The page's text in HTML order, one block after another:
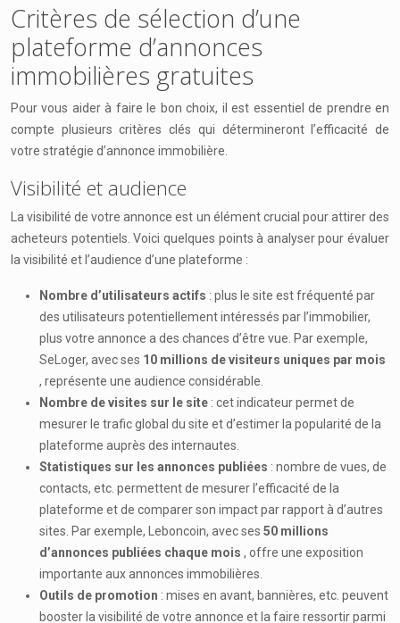
Critères de sélection d’une
plateforme d’annonces
immobilières gratuites
Pour vous aider à faire le bon choix, il est essentiel de prendre en
compte plusieurs critères clés qui détermineront l’efficacité de
votre stratégie d’annonce immobilière.
Visibilité et audience
La visibilité de votre annonce est un élément crucial pour attirer des
acheteurs potentiels. Voici quelques points à analyser pour évaluer
la visibilité et l’audience d’une plateforme :
Nombre d’utilisateurs actifs : plus le site est fréquenté par
des utilisateurs potentiellement intéressés par l’immobilier,
plus votre annonce a des chances d’être vue. Par exemple,
SeLoger, avec ses 10 millions de visiteurs uniques par mois
, représente une audience considérable.
Nombre de visites sur le site : cet indicateur permet de
mesurer le trafic global du site et d’estimer la popularité de la
plateforme auprès des internautes.
Statistiques sur les annonces publiées : nombre de vues, de
contacts, etc. permettent de mesurer l’efficacité de la
plateforme et de comparer son impact par rapport à d’autres
sites. Par exemple, Leboncoin, avec ses 50 millions
d’annonces publiées chaque mois , offre une exposition
importante aux annonces immobilières.
Outils de promotion : mises en avant, bannières, etc. peuvent
booster la visibilité de votre annonce et la faire ressortir parmi